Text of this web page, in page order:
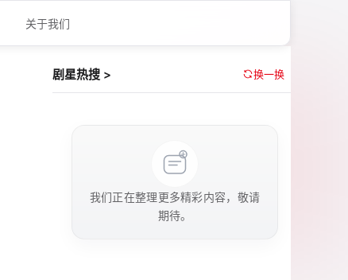
关于我们
剧星热搜 > 换一换
我们正在整理更多精彩内容，敬请
期待。